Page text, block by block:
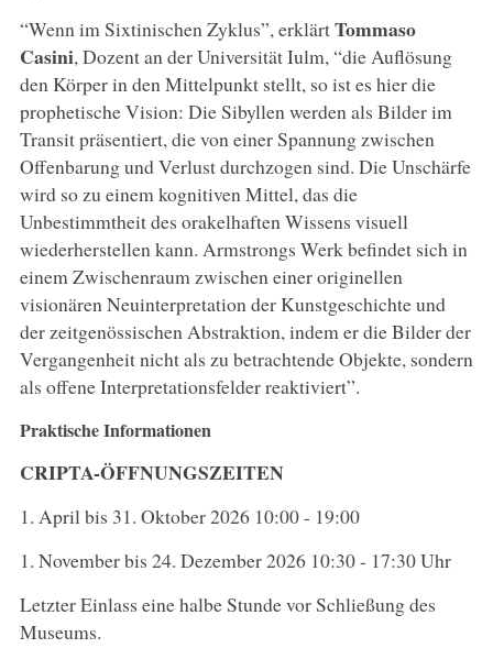
“Wenn im Sixtinischen Zyklus”, erklärtTommaso
Casini, Dozent an der Universität Iulm, “die Auflösung
den Körper in den Mittelpunkt stellt, so ist es hier die
prophetische Vision: Die Sibyllen werden als Bilder im
Transit präsentiert, die von einer Spannung zwischen
Offenbarung und Verlust durchzogen sind. Die Unschärfe
wird so zu einem kognitiven Mittel, das die
Unbestimmtheit des orakelhaften Wissens visuell
wiederherstellen kann. Armstrongs Werk befindet sich in
einem Zwischenraum zwischen einer originellen
visionären Neuinterpretation der Kunstgeschichte und
der zeitgenössischen Abstraktion, indem er die Bilder der
Vergangenheit nicht als zu betrachtende Objekte, sondern
als offene Interpretationsfelder reaktiviert”.
Praktische Informationen
CRIPTA-ÖFFNUNGSZEITEN
1. April bis 31. Oktober 2026 10:00 - 19:00
1. November bis 24. Dezember 2026 10:30 - 17:30 Uhr
Letzter Einlass eine halbe Stunde vor Schließung des
Museums.